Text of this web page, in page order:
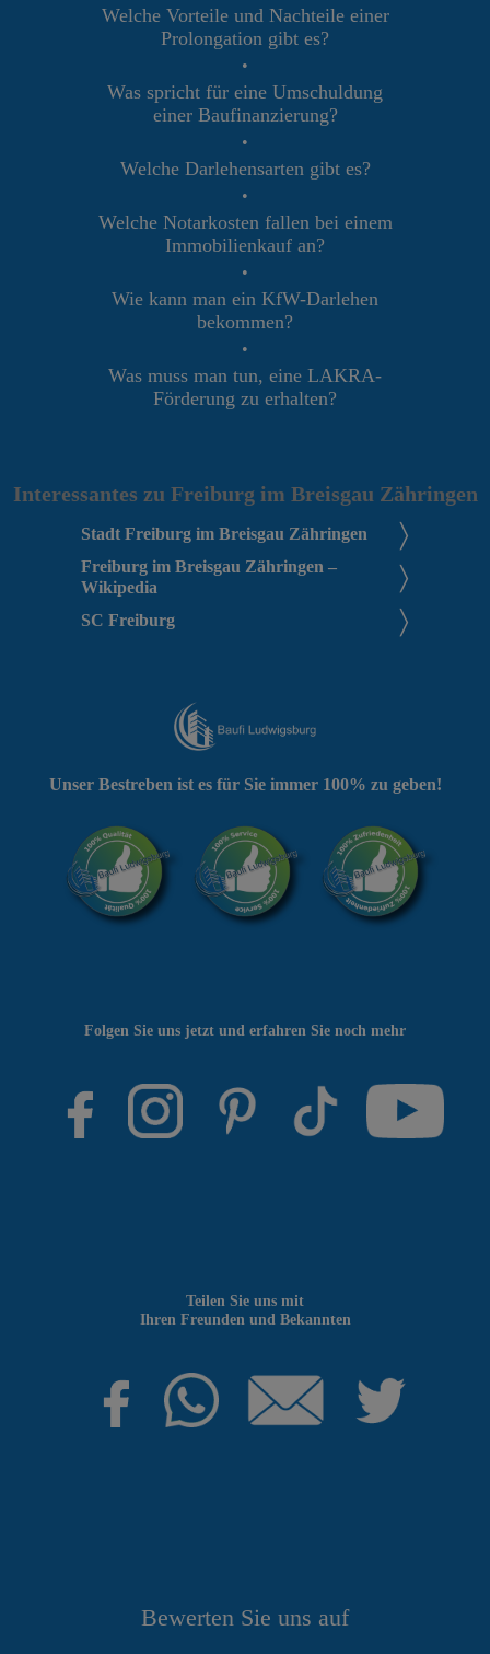
Welche Vorteile und Nachteile einer
Prolongation gibt es?
•
Was spricht für eine Umschuldung
einer Baufinanzierung?
•
Welche Darlehensarten gibt es?
•
Welche Notarkosten fallen bei einem
Immobilienkauf an?
•
Wie kann man ein KfW-Darlehen
bekommen?
•
Was muss man tun, eine LAKRA-
Förderung zu erhalten?
Interessantes zu Freiburg im Breisgau Zähringen
Stadt Freiburg im Breisgau Zähringen
Freiburg im Breisgau Zähringen –
Wikipedia
SC Freiburg
Bewerten Sie uns auf
Teilen Sie uns mit
Ihren Freunden und Bekannten
Folgen Sie uns jetzt und erfahren Sie noch mehr
Unser Bestreben ist es für Sie immer 100% zu geben!